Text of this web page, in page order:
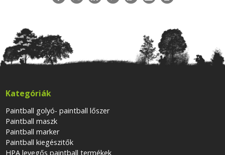
Kategóriák
Paintball golyó- paintball lőszer
Paintball maszk
Paintball marker
Paintball kiegészitők
HPA levegős paintball termékek